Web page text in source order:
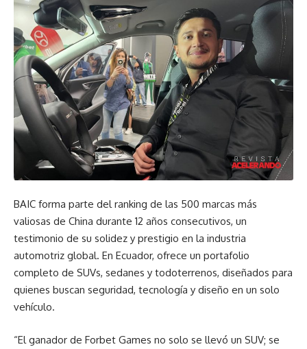
BAIC forma parte del ranking de las 500 marcas más
valiosas de China durante 12 años consecutivos, un
testimonio de su solidez y prestigio en la industria
automotriz global. En Ecuador, ofrece un portafolio
completo de SUVs, sedanes y todoterrenos, diseñados para
quienes buscan seguridad, tecnología y diseño en un solo
vehículo.
“El ganador de Forbet Games no solo se llevó un SUV; se